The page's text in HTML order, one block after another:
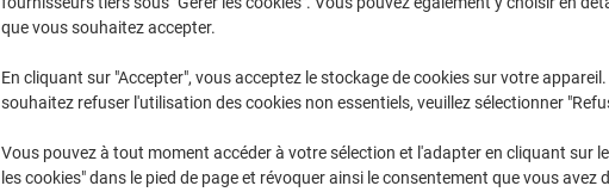
Quantité
Ajouter à une liste
que vous souhaitez accepter.
En cliquant sur "Accepter", vous acceptez le stockage de cookies sur votre appareil.
souhaitez refuser l'utilisation des cookies non essentiels, veuillez sélectionner
Vous pouvez à tout moment accéder à votre sélection et l'adapter en cliquant sur le
les cookies" dans le pied de page et révoquer ainsi le consentement que vous avez